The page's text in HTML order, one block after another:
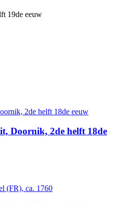
19de eeuw
Doornik, 2de helft 18de